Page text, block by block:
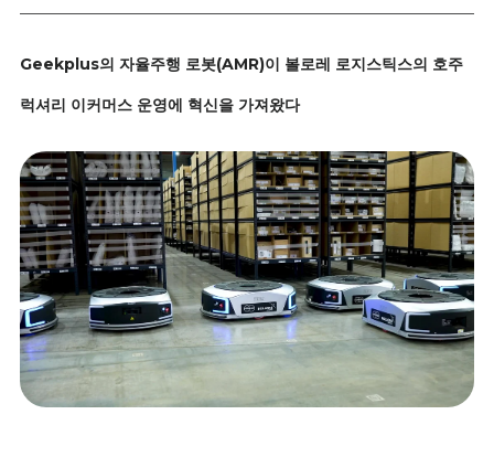
Geekplus의 자율주행 로봇(AMR)이 볼로레 로지스틱스의 호주
럭셔리 이커머스 운영에 혁신을 가져왔다